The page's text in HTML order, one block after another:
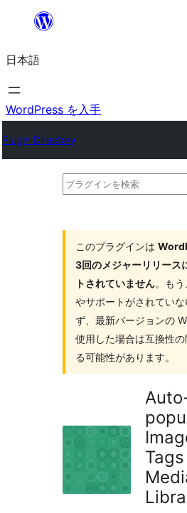
を
ス
キ
プ
日本語
WordPress を入手
Plugin Directory
プ
このプラグインは
3回のメジャーリリース
トされていません。も
やサポートがされてい
ず、最新バージョンの
使用した場合は互換性
る可能性があります。